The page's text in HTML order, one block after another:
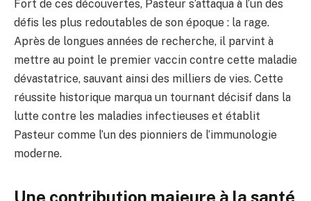
Fort de ces découvertes, Pasteur s’attaqua à l’un des
défis les plus redoutables de son époque : la rage.
Après de longues années de recherche, il parvint à
mettre au point le premier vaccin contre cette maladie
dévastatrice, sauvant ainsi des milliers de vies. Cette
réussite historique marqua un tournant décisif dans la
lutte contre les maladies infectieuses et établit
Pasteur comme l’un des pionniers de l’immunologie
moderne.